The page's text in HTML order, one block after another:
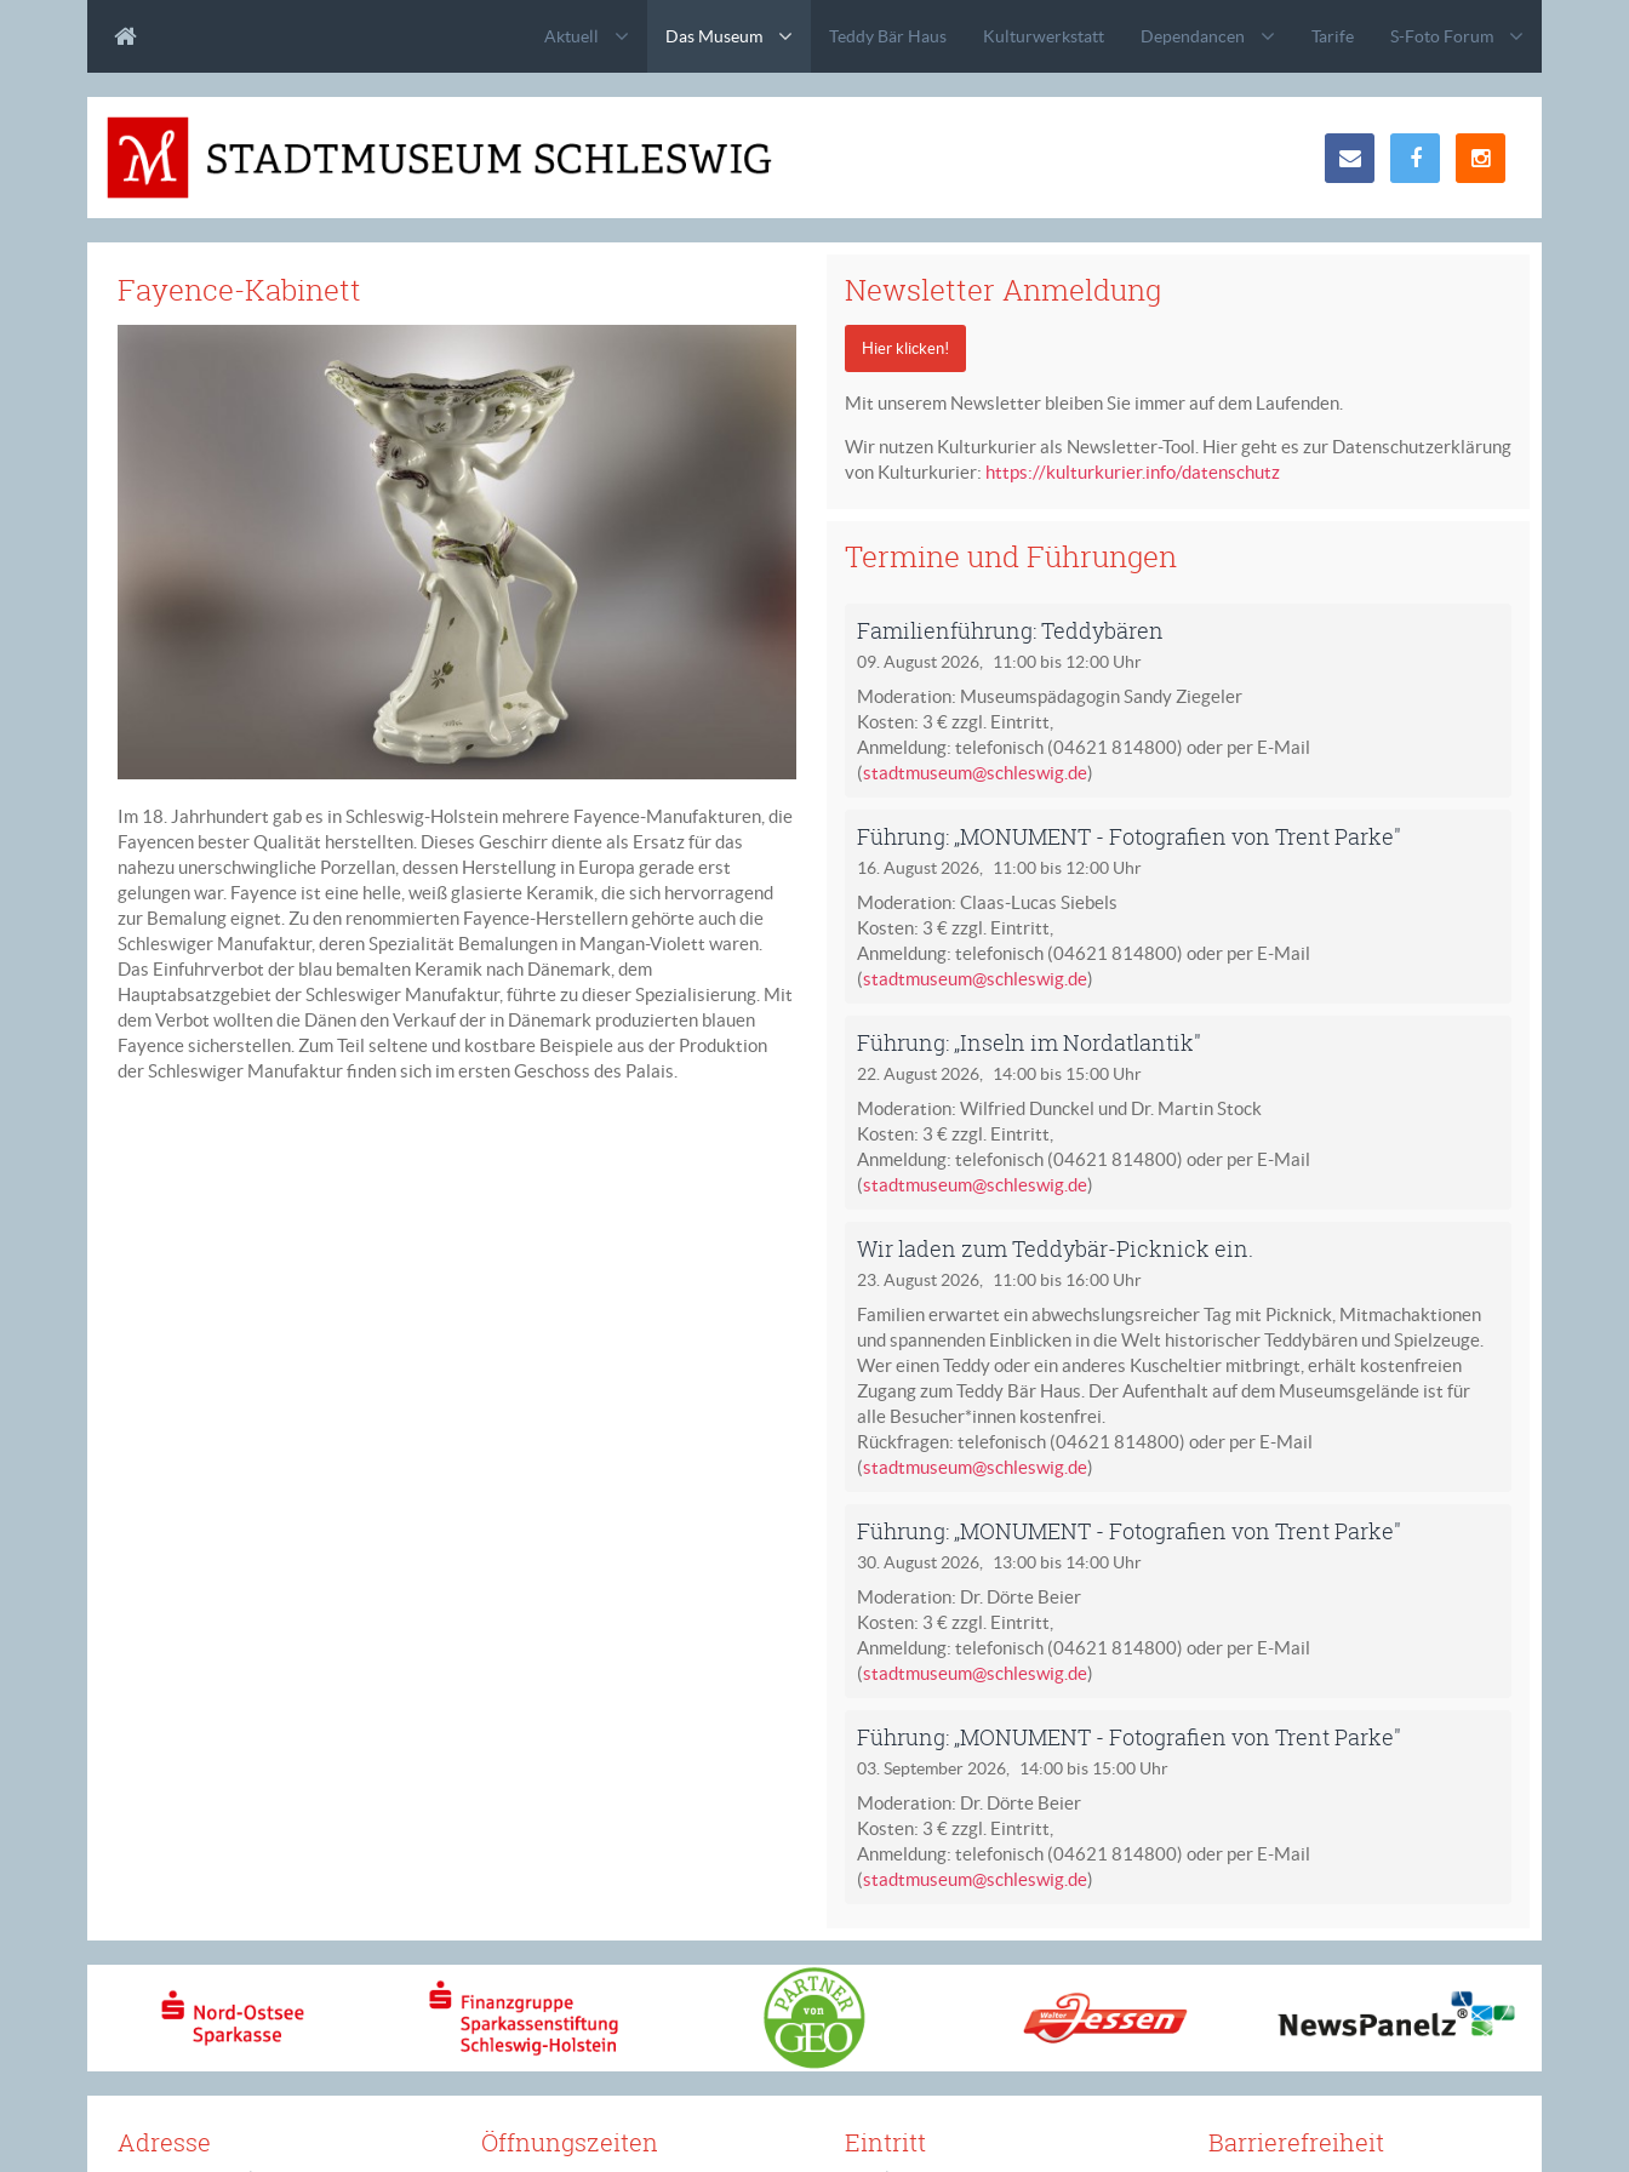
Aktuell Das Museum Teddy Bär Haus Kulturwerkstatt Dependancen Tarife S-Foto Forum
Fayence-Kabinett
Im 18. Jahrhundert gab es in Schleswig-Holstein mehrere Fayence-Manufakturen, die
Fayencen bester Qualität herstellten. Dieses Geschirr diente als Ersatz für das
nahezu unerschwingliche Porzellan, dessen Herstellung in Europa gerade erst
gelungen war. Fayence ist eine helle, weiß glasierte Keramik, die sich hervorragend
zur Bemalung eignet. Zu den renommierten Fayence-Herstellern gehörte auch die
Schleswiger Manufaktur, deren Spezialität Bemalungen in Mangan-Violett waren.
Das Einfuhrverbot der blau bemalten Keramik nach Dänemark, dem
Hauptabsatzgebiet der Schleswiger Manufaktur, führte zu dieser Spezialisierung. Mit
dem Verbot wollten die Dänen den Verkauf der in Dänemark produzierten blauen
Fayence sicherstellen. Zum Teil seltene und kostbare Beispiele aus der Produktion
der Schleswiger Manufaktur finden sich im ersten Geschoss des Palais.
Newsletter Anmeldung
Hier klicken!
Mit unserem Newsletter bleiben Sie immer auf dem Laufenden.
Wir nutzen Kulturkurier als Newsletter-Tool. Hier geht es zur Datenschutzerklärung
von Kulturkurier: https://kulturkurier.info/datenschutz
Termine und Führungen
Familienführung: Teddybären
09. August 2026, 11:00 bis 12:00 Uhr
Moderation: Museumspädagogin Sandy Ziegeler
Kosten: 3 € zzgl. Eintritt,
Anmeldung: telefonisch (04621 814800) oder per E-Mail
(stadtmuseum@schleswig.de)
Führung: „MONUMENT - Fotografien von Trent Parke"
16. August 2026, 11:00 bis 12:00 Uhr
Moderation: Claas-Lucas Siebels
Kosten: 3 € zzgl. Eintritt,
Anmeldung: telefonisch (04621 814800) oder per E-Mail
(stadtmuseum@schleswig.de)
Führung: „Inseln im Nordatlantik"
22. August 2026, 14:00 bis 15:00 Uhr
Moderation: Wilfried Dunckel und Dr. Martin Stock
Kosten: 3 € zzgl. Eintritt,
Anmeldung: telefonisch (04621 814800) oder per E-Mail
(stadtmuseum@schleswig.de)
Wir laden zum Teddybär-Picknick ein.
23. August 2026, 11:00 bis 16:00 Uhr
Familien erwartet ein abwechslungsreicher Tag mit Picknick, Mitmachaktionen
und spannenden Einblicken in die Welt historischer Teddybären und Spielzeuge.
Wer einen Teddy oder ein anderes Kuscheltier mitbringt, erhält kostenfreien
Zugang zum Teddy Bär Haus. Der Aufenthalt auf dem Museumsgelände ist für
alle Besucher*innen kostenfrei.
Rückfragen: telefonisch (04621 814800) oder per E-Mail
(stadtmuseum@schleswig.de)
Führung: „MONUMENT - Fotografien von Trent Parke"
30. August 2026, 13:00 bis 14:00 Uhr
Moderation: Dr. Dörte Beier
Kosten: 3 € zzgl. Eintritt,
Anmeldung: telefonisch (04621 814800) oder per E-Mail
(stadtmuseum@schleswig.de)
Führung: „MONUMENT - Fotografien von Trent Parke"
03. September 2026, 14:00 bis 15:00 Uhr
Moderation: Dr. Dörte Beier
Kosten: 3 € zzgl. Eintritt,
Anmeldung: telefonisch (04621 814800) oder per E-Mail
(stadtmuseum@schleswig.de)
Adresse Öffnungszeiten Eintritt Barrierefreiheit